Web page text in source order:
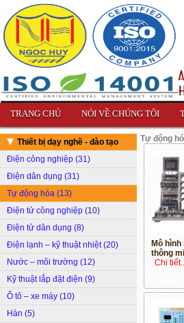
TRANG CHỦ NÓI VỀ CHÚNG TÔI
Thiết bị dạy nghề - đào tạo
Điện công nghiệp (31)
Điện dân dụng (31)
Tự động hóa (13)
Điện tử công nghiệp (10)
Điện tử dân dụng (8)
Điện lạnh – kỹ thuật nhiệt (20)
Nước – môi trường (12)
Kỹ thuật lắp đặt điện (9)
Ô tô – xe máy (10)
Hàn (5)
Tự động
Mô
thông
Chi